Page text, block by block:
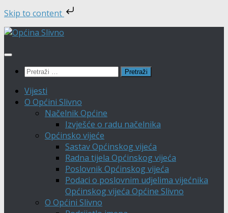
Skip to content
Skip
content
Pretraži:
Vijesti
O Općini Slivno
Načelnik Općine
Izvješće o radu načelnika
Općinsko vijeće
Sastav Općinskog vijeća
Radna tijela Općinskog vijeća
Poslovnik Općinskog vijeća
Podaci o poslovnim udjelima vijećnika
Općinskog vijeća Općine Slivno
O Općini Slivno